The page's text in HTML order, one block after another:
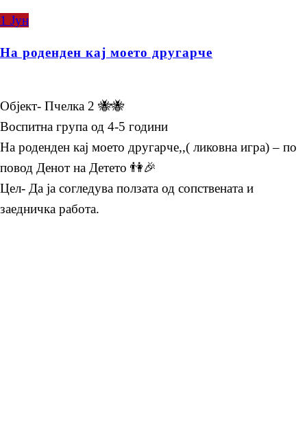
1 Јун
На роденден кај моето другарче
Објект- Пчелка 2 🐝🐝
Воспитна група од 4-5 години
На роденден кај моето другарче,,( ликовна игра) – по
повод Денот на Детето 👫🎉
Цел- Да ја согледува ползата од сопствената и
заедничка работа.